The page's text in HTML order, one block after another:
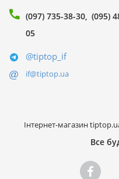
(097) 735-38-30 (095)
05
@tiptop_if
if@tiptop.ua
Інтернет-магазин
Все